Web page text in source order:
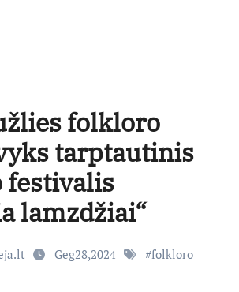
folkloro
tarptautinis
lamzdžiai“
Geg28,2024 #folkloro